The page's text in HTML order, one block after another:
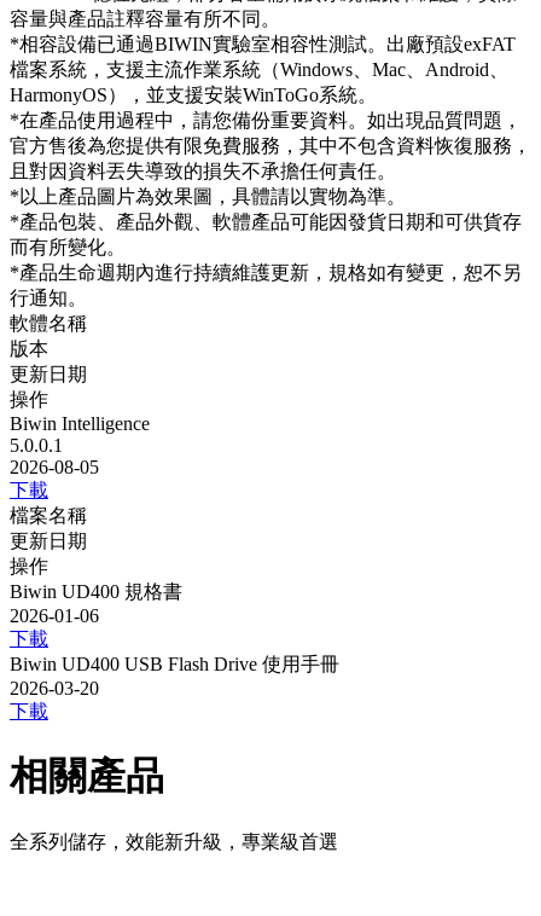
容量與產品註釋容量有所不同。
*相容設備已通過BIWIN實驗室相容性測試。出廠預設exFAT
檔案系統，支援主流作業系統（Windows、Mac、Android、
HarmonyOS），並支援安裝WinToGo系統。
*在產品使用過程中，請您備份重要資料。如出現品質問題，
官方售後為您提供有限免費服務，其中不包含資料恢復服務，
且對因資料丟失導致的損失不承擔任何責任。
*以上產品圖片為效果圖，具體請以實物為準。
*產品包裝、產品外觀、軟體產品可能因發貨日期和可供貨存
而有所變化。
*產品生命週期內進行持續維護更新，規格如有變更，恕不另
行通知。
軟體名稱
版本
更新日期
操作
Biwin Intelligence
5.0.0.1
2026-08-05
下載
檔案名稱
更新日期
操作
Biwin UD400 規格書
2026-01-06
下載
Biwin UD400 USB Flash Drive 使用手冊
2026-03-20
下載
相關產品
全系列儲存，效能新升級，專業級首選